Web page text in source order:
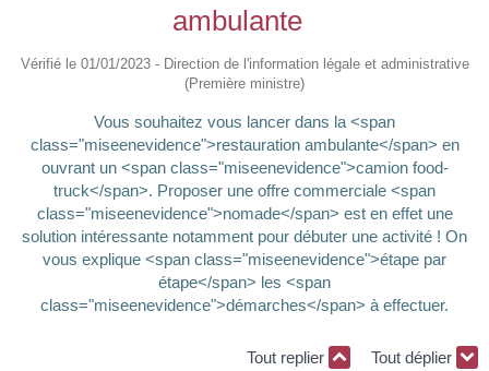
ambulante
Vérifié le 01/01/2023 - Direction de l'information légale et administrative
(Première ministre)
Vous souhaitez vous lancer dans la <span
class="miseenevidence">restauration ambulante</span> en
ouvrant un <span class="miseenevidence">camion food-
truck</span>. Proposer une offre commerciale <span
class="miseenevidence">nomade</span> est en effet une
solution intéressante notamment pour débuter une activité ! On
vous explique <span class="miseenevidence">étape par
étape</span> les <span
class="miseenevidence">démarches</span> à effectuer.
Tout replier Tout déplier